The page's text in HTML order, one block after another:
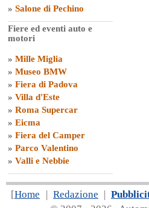
» Salone di Pechino
Fiere ed eventi auto e
motori
» Mille Miglia
» Museo BMW
» Fiera di Padova
» Villa d'Este
» Roma Supercar
» Eicma
» Fiera del Camper
» Parco Valentino
» Valli e Nebbie
[Home | Redazione |